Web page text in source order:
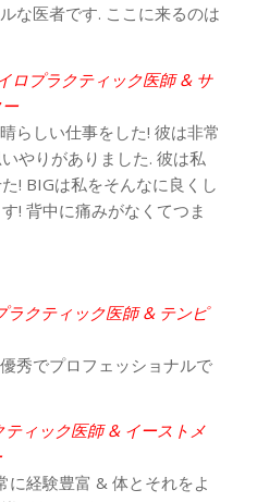
な医者です. ここに来るのは
ロプラクティック医師 & サ
らしい仕事をした! 彼は非常
やりがありました. 彼は私
! BIGは私をそんなに良くし
! 背中に痛みがなくてつま
ラクティック医師 & テンピ
秀でプロフェッショナルで
ィック医師 & イーストメ
に経験豊富 & 体とそれをよ